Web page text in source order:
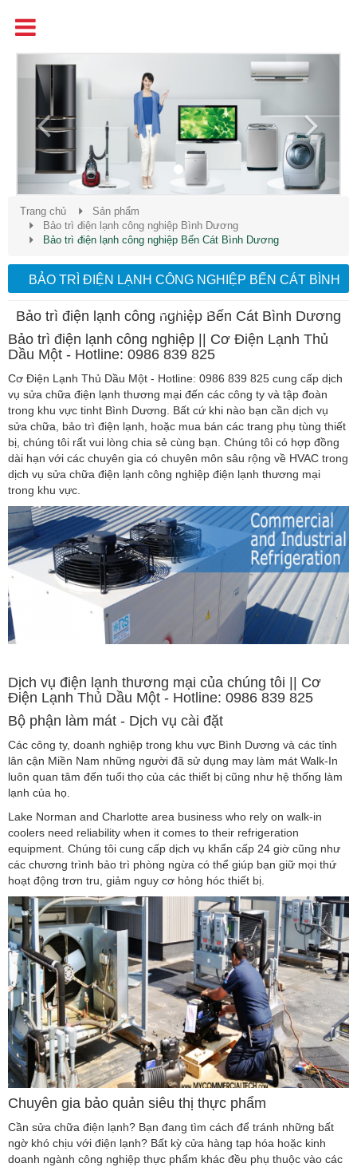
Previous
Trang chủ
Sản phẩm
Bảo trì điện lạnh công nghiệp Bình Dương
Bảo trì điện lạnh công nghiệp Bến Cát Bình Dương
BẢO TRÌ ĐIỆN LẠNH CÔNG NGHIỆP BẾN CÁT BÌNH
DƯƠNG
Bảo trì điện lạnh công nghiệp Bến Cát Bình Dương
Bảo trì điện lạnh công nghiệp || Cơ Điện Lạnh Thủ
Dầu Một - Hotline: 0986 839 825
Cơ Điện Lạnh Thủ Dầu Một - Hotline: 0986 839 825 cung cấp dịch
vụ sửa chữa điện lạnh thương mại đến các công ty và tập đoàn
trong khu vực tinht Bình Dương. Bất cứ khi nào bạn cần dịch vụ
sửa chữa, bảo trì điện lạnh, hoặc mua bán các trang phụ tùng thiết
bị, chúng tôi rất vui lòng chia sẻ cùng bạn. Chúng tôi có hợp đồng
dài hạn với các chuyên gia có chuyên môn sâu rộng về HVAC trong
dịch vụ sửa chữa điện lạnh công nghiệp điện lạnh thương mại
trong khu vực.
Dịch vụ điện lạnh thương mại của chúng tôi || Cơ
Điện Lạnh Thủ Dầu Một - Hotline: 0986 839 825
Bộ phận làm mát - Dịch vụ cài đặt
Các công ty, doanh nghiệp trong khu vực Bình Dương và các tỉnh
lân cận Miền Nam những người đã sử dụng may làm mát Walk-In
luôn quan tâm đến tuổi thọ của các thiết bị cũng như hệ thống làm
lạnh của họ.
Lake Norman and Charlotte area business who rely on walk-in
coolers need reliability when it comes to their refrigeration
equipment. Chúng tôi cung cấp dịch vụ khẩn cấp 24 giờ cũng như
các chương trình bảo trì phòng ngừa có thể giúp bạn giữ mọi thứ
hoạt động trơn tru, giảm nguy cơ hỏng hóc thiết bị.
Chuyên gia bảo quản siêu thị thực phẩm
Cần sửa chữa điện lạnh? Bạn đang tìm cách để tránh những bất
ngờ khó chịu với điện lạnh? Bất kỳ cửa hàng tạp hóa hoặc kinh
doanh ngành công nghiệp thực phẩm khác đều phụ thuộc vào các